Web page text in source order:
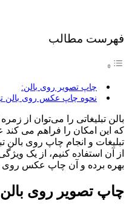
فهرست مطالب
چاپ تصویر روی بالن:
نحوه چاپ عکس روی بالن
بالن تبلیغاتی را می‌توان از
که این امکان را فراهم می کند
تبلیغات و انجام چاپ روی بالن
از آن استفاده کنیم، از یک
بهره برده و آن چاپ عکس روی
چاپ تصویر روی